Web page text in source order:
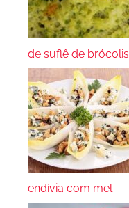
de suflê de brócolis
endívia com mel